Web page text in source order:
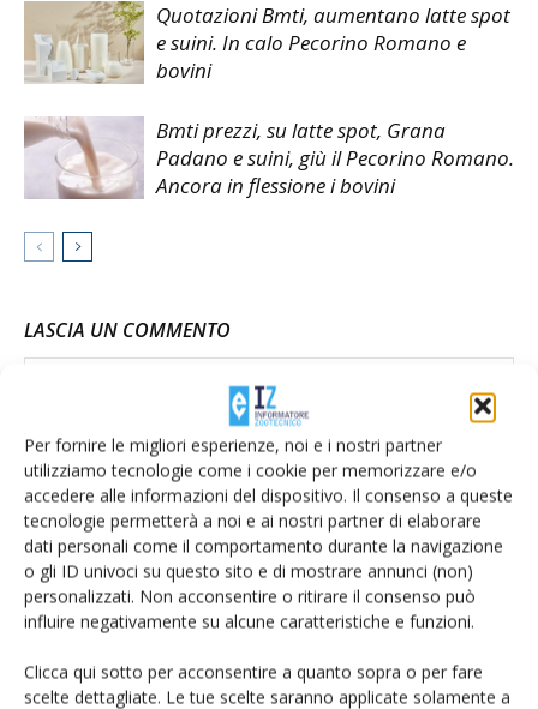
Per fornire le migliori esperienze, noi e i nostri partner
utilizziamo tecnologie come i cookie per memorizzare e/o
accedere alle informazioni del dispositivo. Il consenso a queste
tecnologie permetterà a noi e ai nostri partner di elaborare
dati personali come il comportamento durante la navigazione
o gli ID univoci su questo sito e di mostrare annunci (non)
personalizzati. Non acconsentire o ritirare il consenso può
influire negativamente su alcune caratteristiche e funzioni.
Clicca qui sotto per acconsentire a quanto sopra o per fare
scelte dettagliate. Le tue scelte saranno applicate solamente a
Quotazioni Bmti, aumentano latte spot
e suini. In calo Pecorino Romano e
bovini
Bmti prezzi, su latte spot, Grana
Padano e suini, giù il Pecorino Romano.
Ancora in flessione i bovini
LASCIA UN COMMENTO